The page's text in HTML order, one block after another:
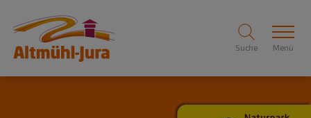
Suche Menü